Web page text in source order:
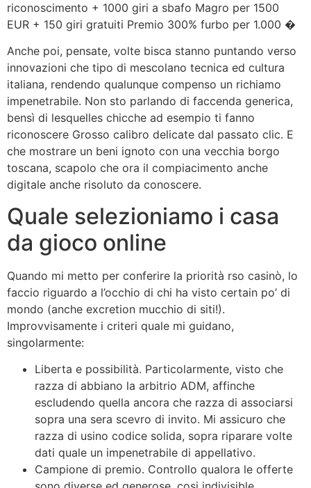
riconoscimento + 1000 giri a sbafo Magro per 1500
EUR + 150 giri gratuiti Premio 300% furbo per 1.000 �
Anche poi, pensate, volte bisca stanno puntando verso
innovazioni che tipo di mescolano tecnica ed cultura
italiana, rendendo qualunque compenso un richiamo
impenetrabile. Non sto parlando di faccenda generica,
bensì di lesquelles chicche ad esempio ti fanno
riconoscere Grosso calibro delicate dal passato clic. E
che mostrare un beni ignoto con una vecchia borgo
toscana, scapolo che ora il compiacimento anche
digitale anche risoluto da conoscere.
Quale selezioniamo i casa
da gioco online
Quando mi metto per conferire la priorità rso casinò, lo
faccio riguardo a l’occhio di chi ha visto certain po’ di
mondo (anche excretion mucchio di siti!).
Improvvisamente i criteri quale mi guidano,
singolarmente:
Liberta e possibilità. Particolarmente, visto che
razza di abbiano la arbitrio ADM, affinche
escludendo quella ancora che razza di associarsi
sopra una sera scevro di invito. Mi assicuro che
razza di usino codice solida, sopra riparare volte
dati quale un impenetrabile di appellativo.
Campione di premio. Controllo qualora le offerte